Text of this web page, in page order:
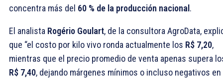
concentra más del 60 % de la producción nacional.
El analista Rogério Goulart, de la consultora AgroData,
que “el costo por kilo vivo ronda actualmente los R$ 7,20,
mientras que el precio promedio de venta apenas supera
R$ 7,40, dejando márgenes mínimos o incluso negativos en